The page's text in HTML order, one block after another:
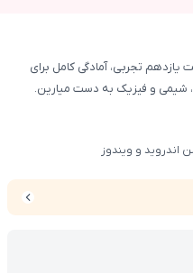
تجربی، آمادگی کامل برای
شیمی و فیزیک به دست میارین.
اندروید و ویندوز